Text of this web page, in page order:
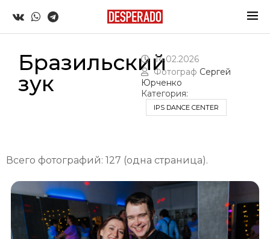
Бразильский
зук
14.02.2026
Фотограф Сергей
Юрченко
Категория:
IPS DANCE CENTER
Всего фотографий: 127 (одна страница).